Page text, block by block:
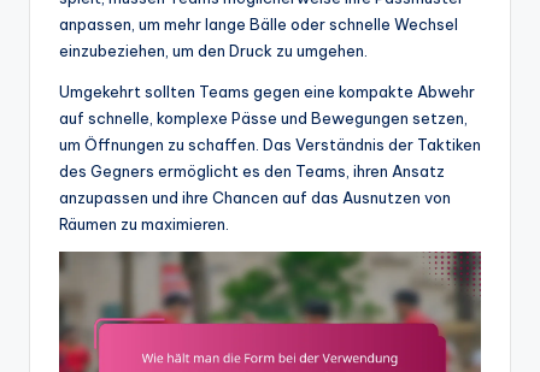
anpassen, um mehr lange Bälle oder schnelle Wechsel
einzubeziehen, um den Druck zu umgehen.
Umgekehrt sollten Teams gegen eine kompakte Abwehr
auf schnelle, komplexe Pässe und Bewegungen setzen,
um Öffnungen zu schaffen. Das Verständnis der Taktiken
des Gegners ermöglicht es den Teams, ihren Ansatz
anzupassen und ihre Chancen auf das Ausnutzen von
Räumen zu maximieren.